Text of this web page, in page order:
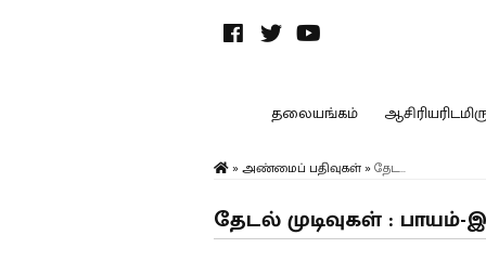
தலையங்கம்
» அண்மைப் பதிவுகள்» தேட...
தேடல் முடிவுகள் : பாயம்-